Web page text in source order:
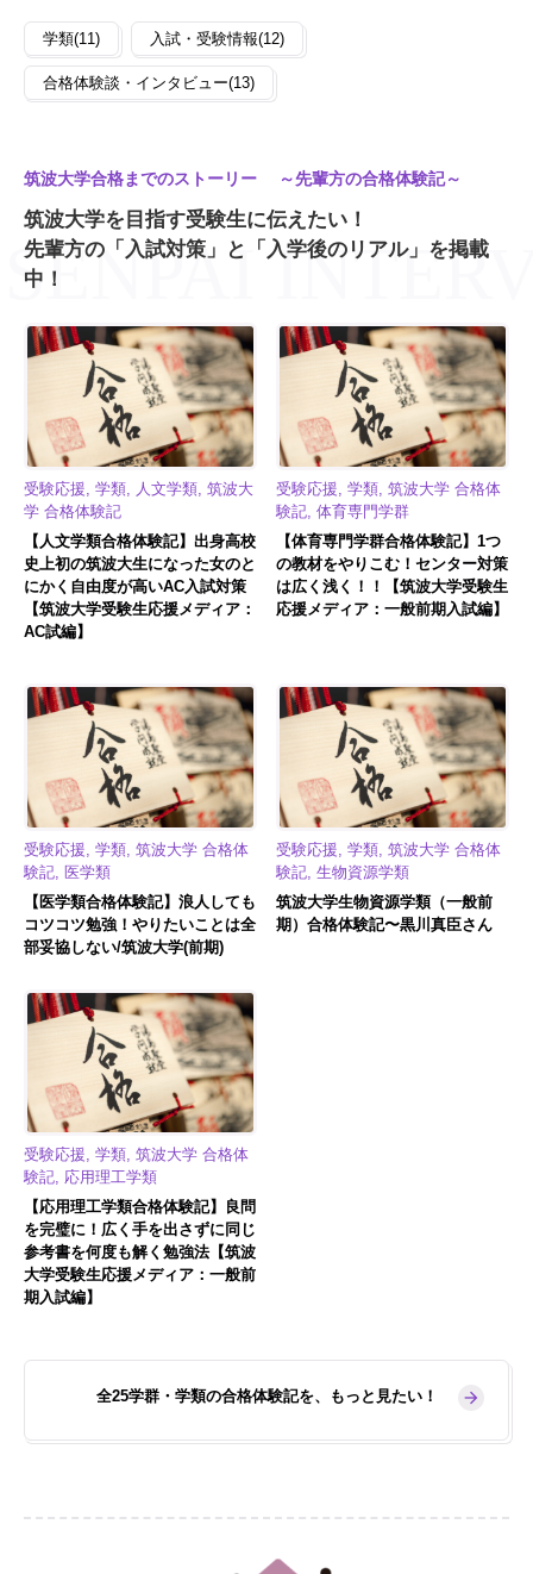
学類(11) 入試・受験情報(12)
合格体験談・インタビュー(13)
筑波大学合格までのストーリー ～先輩方の合格体験記～
筑波大学を目指す受験生に伝えたい！
先輩方の「入試対策」と「入学後のリアル」を掲載
中！
受験応援, 学類, 人文学類, 筑波大
学 合格体験記
【人文学類合格体験記】出身高校
史上初の筑波大生になった女のと
にかく自由度が高いAC入試対策
【筑波大学受験生応援メディア：
AC試編】
受験応援, 学類, 筑波大学 合格体
験記, 体育専門学群
【体育専門学群合格体験記】1つ
の教材をやりこむ！センター対策
は広く浅く！！【筑波大学受験生
応援メディア：一般前期入試編】
受験応援, 学類, 筑波大学 合格体
験記, 医学類
【医学類合格体験記】浪人しても
コツコツ勉強！やりたいことは全
部妥協しない/筑波大学(前期)
受験応援, 学類, 筑波大学 合格体
験記, 生物資源学類
筑波大学生物資源学類（一般前
期）合格体験記〜黒川真臣さん
受験応援, 学類, 筑波大学 合格体
験記, 応用理工学類
【応用理工学類合格体験記】良問
を完璧に！広く手を出さずに同じ
参考書を何度も解く勉強法【筑波
大学受験生応援メディア：一般前
期入試編】
全25学群・学類の合格体験記を、もっと見たい！